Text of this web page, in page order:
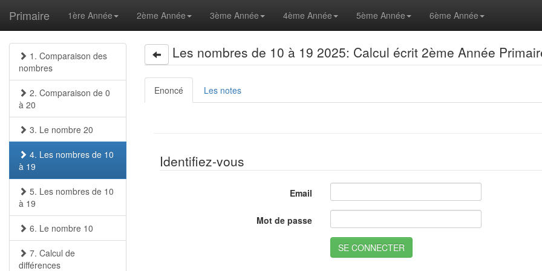
Primaire 1ère Année 2ème Année 3ème Année 4ème Année 5ème Année 6ème Année
1. Comparaison des
nombres
2. Comparaison de 0
à 20
3. Le nombre 20
4. Les nombres de 10
à 19
5. Les nombres de 10
à 19
6. Le nombre 10
7. Calcul de
différences
Les nombres de 10 à 19 2025: Calcul écrit 2ème Année
Enoncé Les notes
Identifiez-vous
Email
Mot de passe
SE CONNECTER